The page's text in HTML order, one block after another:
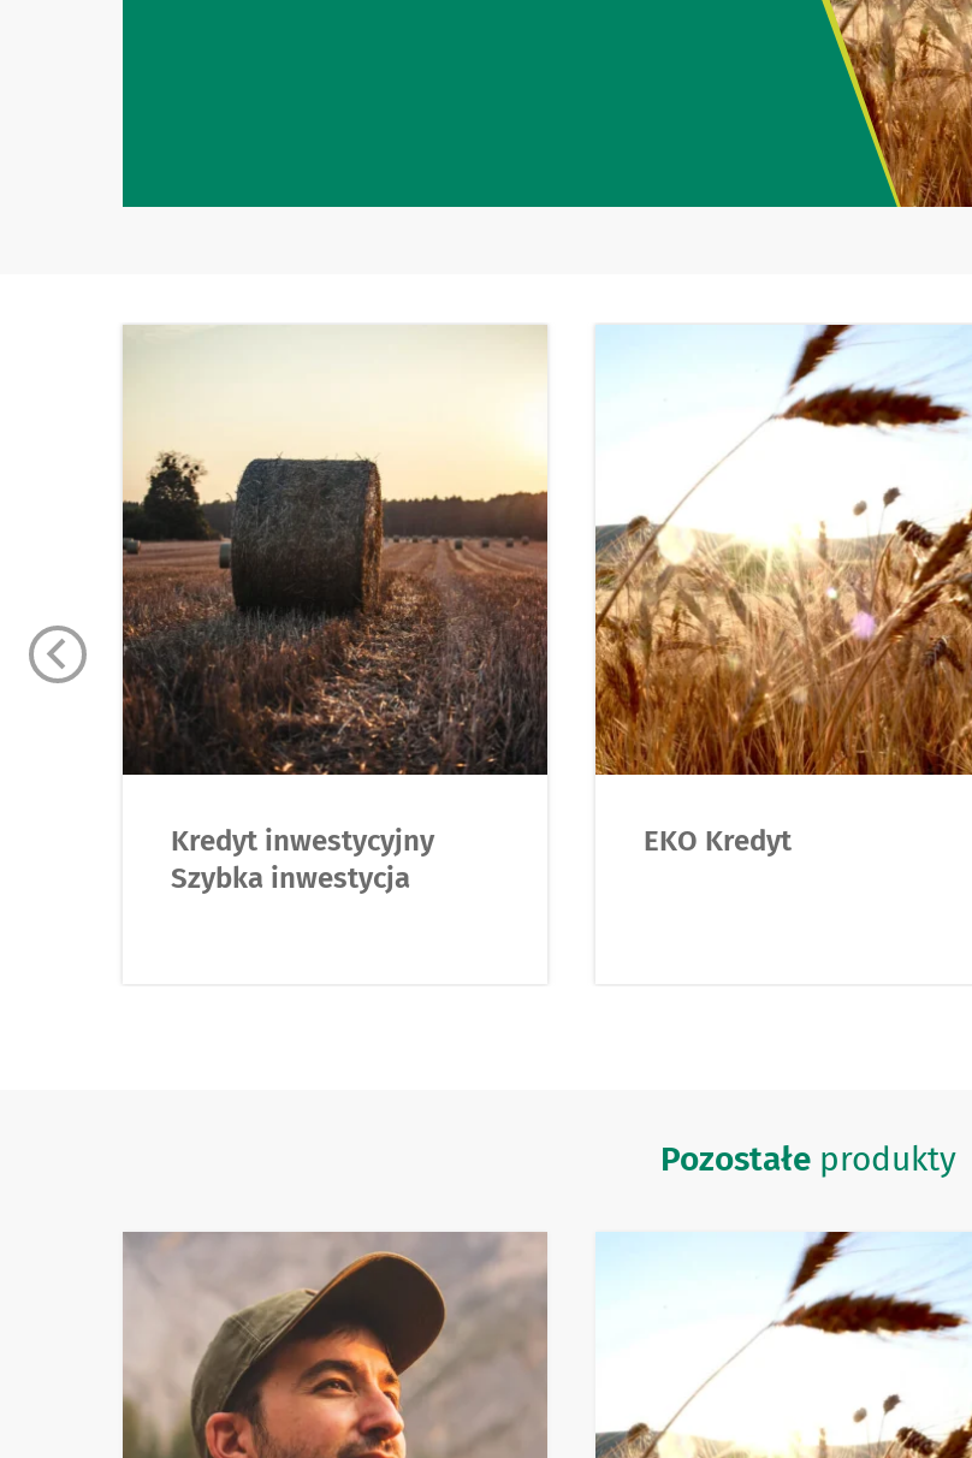
Kredyt inwestycyjny
Szybka inwestycja
EKO Kredyt
Pozostałe produkty